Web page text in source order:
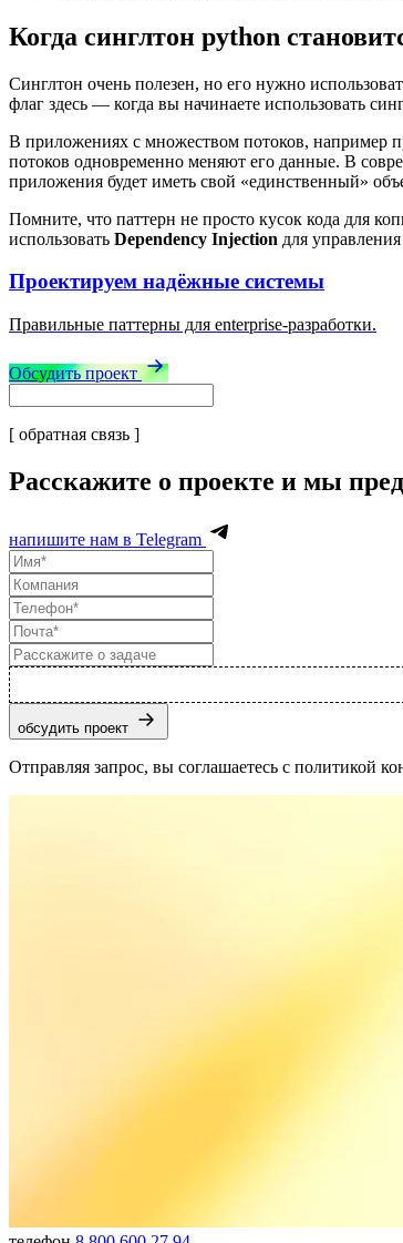
Когда синглтон python
Синглтон очень полезен, но его нужно
флаг здесь — когда вы начинаете использовать
В приложениях с множеством потоков, например
потоков одновременно меняют его данные. В
приложения будет иметь свой «единственный»
Помните, что паттерн не просто кусок кода для
использовать Dependency Injection для
Проектируем надёжные системы
Правильные паттерны для enterprise-разработки.
Обсудить проект
[ обратная связь ]
Расскажите о проекте и мы
напишите нам в Telegram
обсудить проект
Отправляя запрос, вы соглашаетесь с политикой